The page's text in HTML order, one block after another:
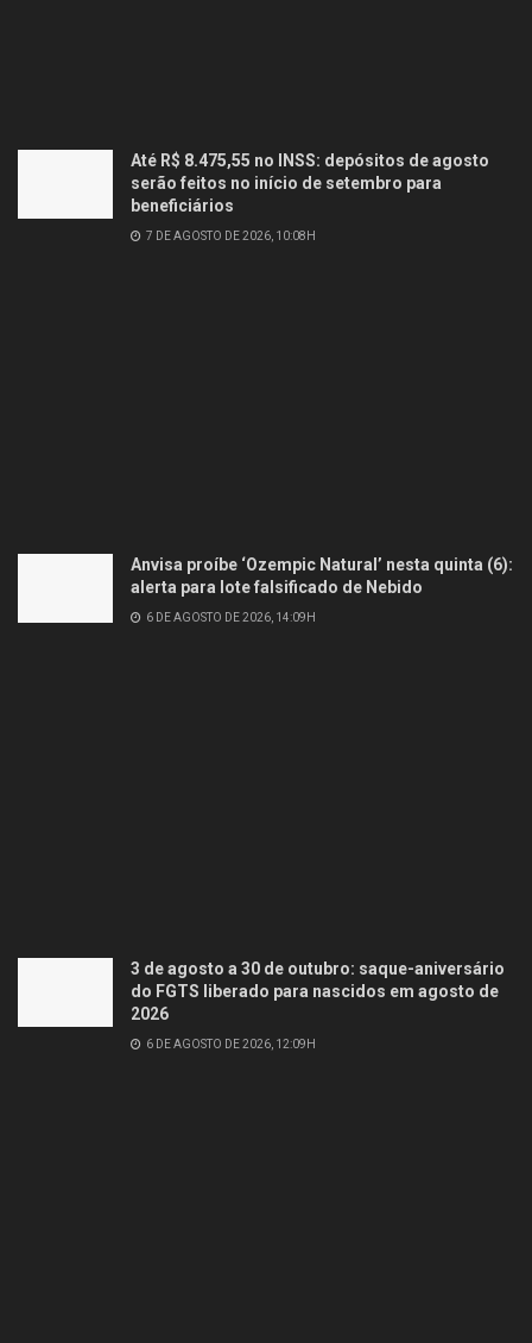
Até R$ 8.475,55 no INSS: depósitos de agosto
serão feitos no início de setembro para
beneficiários
7 DE AGOSTO DE 2026, 10:08H
Anvisa proíbe ‘Ozempic Natural’ nesta quinta (6):
alerta para lote falsificado de Nebido
6 DE AGOSTO DE 2026, 14:09H
3 de agosto a 30 de outubro: saque-aniversário
do FGTS liberado para nascidos em agosto de
2026
6 DE AGOSTO DE 2026, 12:09H